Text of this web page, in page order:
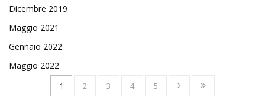
Dicembre 2019
Maggio 2021
Gennaio 2022
Maggio 2022
1 2 3 4 5